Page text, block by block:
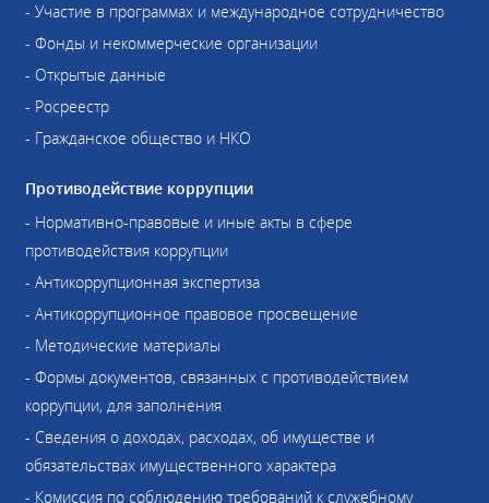
- Участие в программах и международное сотрудничество
- Фонды и некоммерческие организации
- Открытые данные
- Росреестр
- Гражданское общество и НКО
Противодействие коррупции
- Нормативно-правовые и иные акты в сфере
противодействия коррупции
- Антикоррупционная экспертиза
- Антикоррупционное правовое просвещение
- Методические материалы
- Формы документов, связанных с противодействием
коррупции, для заполнения
- Сведения о доходах, расходах, об имуществе и
обязательствах имущественного характера
- Комиссия по соблюдению требований к служебному